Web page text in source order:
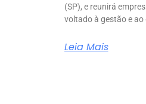
(SP), e reunirá
voltado à gestão e
Leia Mais